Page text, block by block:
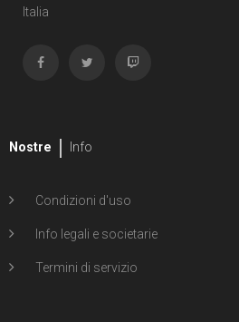
Italia
Nostre Info
Condizioni d'uso
Info legali e societarie
Termini di servizio